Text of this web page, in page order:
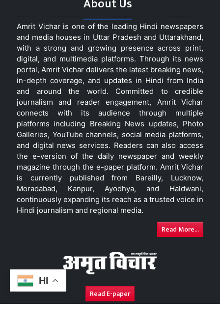
HI
Amrit Vichar is one of the leading Hindi newspapers
and media houses in Uttar Pradesh and Uttarakhand,
with a strong and growing presence across print,
digital, and multimedia platforms. Through its news
portal, Amrit Vichar delivers the latest breaking news,
in-depth coverage, and updates in Hindi from India
and around the world. Committed to credible
journalism and reader engagement, Amrit Vichar
connects with its audience through multiple
platforms including Breaking News updates, Photo
Galleries, YouTube channels, social media platforms,
and digital news services. Readers can also access
the e-version of the daily newspaper and weekly
magazine through the e-paper platform. Amrit Vichar
is currently published from Bareilly, Lucknow,
Moradabad, Kanpur, Ayodhya, and Haldwani,
continuously expanding its reach as a trusted voice in
Hindi journalism and regional media.
Read More...
Read E-paper